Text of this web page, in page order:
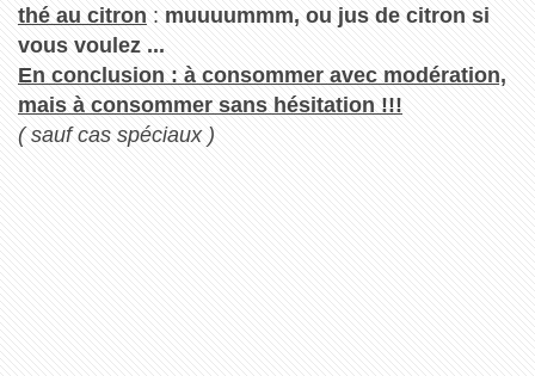
thé au citron : muuuummm, ou jus de citron si
vous voulez ...
En conclusion : à consommer avec modération,
mais à consommer sans hésitation !!!
( sauf cas spéciaux )